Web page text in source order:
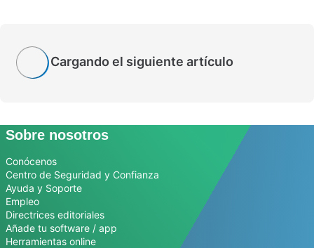
Cargando el siguiente artículo
Sobre nosotros
Conócenos
Centro de Seguridad y Confianza
Ayuda y Soporte
Empleo
Directrices editoriales
Añade tu software / app
Herramientas online